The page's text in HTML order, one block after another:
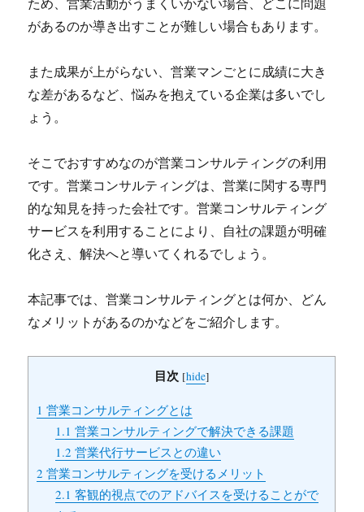
okr a
があるのか導き出すことが難しい場合もあります。
また成果が上がらない、営業マンごとに成績に大き
な差があるなど、悩みを抱えている企業は多いでし
ょう。
そこでおすすめなのが営業コンサルティングの利用
です。営業コンサルティングは、営業に関する専門
的な知見を持った会社です。営業コンサルティング
サービスを利用することにより、自社の課題が明確
化さえ、解決へと導いてくれるでしょう。
本記事では、営業コンサルティングとは何か、どん
なメリットがあるのかなどをご紹介します。
目次 [hide]
1 営業コンサルティングとは
1.1 営業コンサルティングで解決できる課題
1.2 営業代行サービスとの違い
2 営業コンサルティングを受けるメリット
2.1 客観的視点でのアドバイスを受けることがで